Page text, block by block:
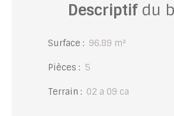
Descriptifdu
Surface : 96.89 m²
Pièces : 5
Terrain : 02 a 09 ca